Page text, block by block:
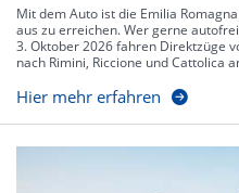
Mit dem Auto ist die Emilia
aus zu erreichen. Wer gerne
3. Oktober 2026 fahren Direktzüge
nach Rimini, Riccione und Cattolica
Hier mehr erfahren